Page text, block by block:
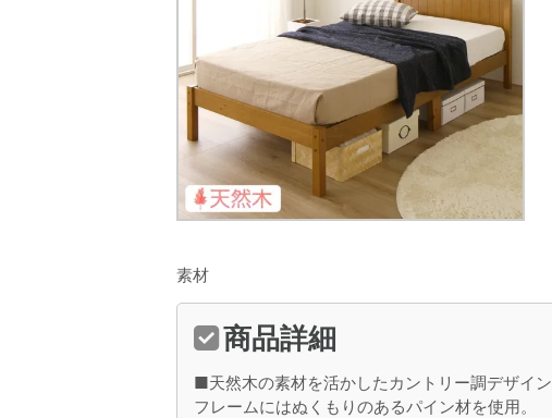
素材
商品詳細
■天然木の素材を活かしたカントリー調デザイン
フレームにはぬくもりのあるパイン材を使用。